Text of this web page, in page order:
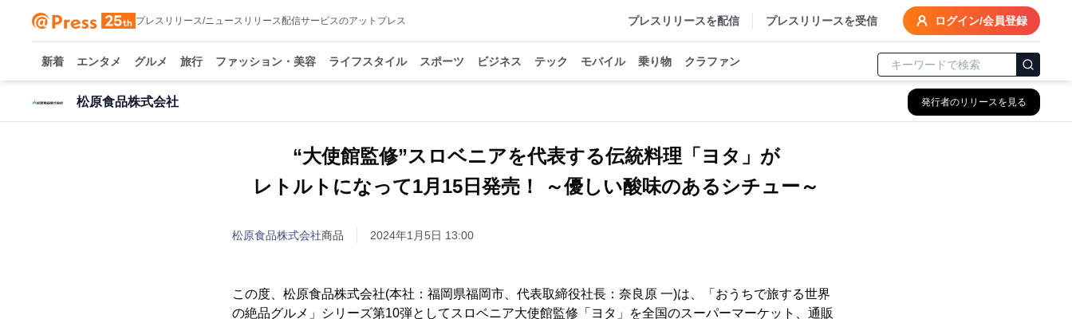
プレスリリース/ニュースリリース配信サービスのアットプレス プレスリリースを配信 プレスリリースを受信 ログイン/会員登録
新着 エンタメ グルメ 旅行 ファッション・美容 ライフスタイル スポーツ ビジネス テック モバイル 乗り物 クラファン
松原食品株式会社 発行者のリリースを見る
“大使館監修”スロベニアを代表する伝統料理「ヨタ」が
レトルトになって1月15日発売！ ～優しい酸味のあるシチュー～
松原食品株式会社商品 2024年1月5日 13:00
この度、松原食品株式会社(本社：福岡県福岡市、代表取締役社長：奈良原 一)は、「おうちで旅する世界
の絶品グルメ」シリーズ第10弾としてスロベニア大使館監修「ヨタ」を全国のスーパーマーケット、通販